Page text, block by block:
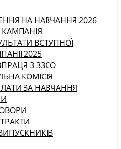
НА НАВЧАННЯ 2026
ВСТУПНОЇ
2025
З ЗЗСО
КОМІСІЯ
ЗА НАВЧАННЯ